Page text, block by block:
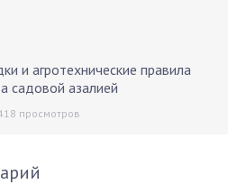
и агротехнические правила
садовой азалией
просмотров